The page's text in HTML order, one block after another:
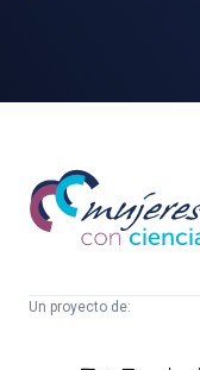
Mujeres
con
ciencia
Un proyecto de: